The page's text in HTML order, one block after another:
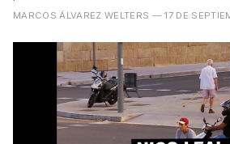
MARCOS ÁLVAREZ WELTERS — 17 DE